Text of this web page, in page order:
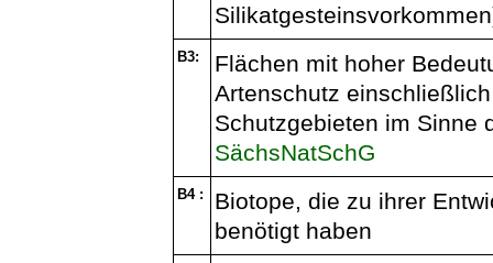
B3:
Flächen mit hoher
Artenschutz
Schutzgebieten im Sinne
SächsNatSchG
B4 :
Biotope, die zu ihrer
benötigt haben